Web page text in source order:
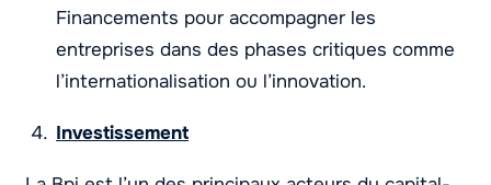
Financements pour accompagner les
entreprises dans des phases critiques comme
l’internationalisation ou l’innovation.
Investissement